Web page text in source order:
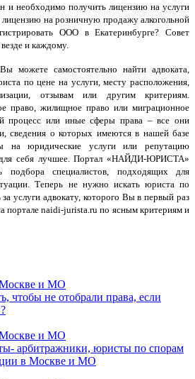
необходимо получить лицензию на услуги
на розничную продажу алкогольной
ООО в Екатеринбурге? Совет
и каждому.
можете самостоятельно найти адвоката,
по цене на услуги, месту расположения,
отзывам или другим критериям.
право, жилищное право или миграционное
процесс или иные сферы права – все они
сведения о которых имеются в нашей базе
на юридические услуги или репутацию
для себя лучшее. Портал «НАЙДИ-ЮРИСТА»
подбора специалистов, подходящих для
Теперь не нужно искать юриста по
услуги адвокату, которого Вы в первый раз
портале naidi-jurista.ru по ясным критериям и
и МО
чтобы не отобрали права, если
и МО
арбитражники, юристы по спорам
в Москве и МО